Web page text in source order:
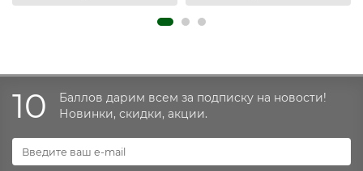
10
Баллов дарим всем за подписку на новости!
Новинки, скидки, акции.